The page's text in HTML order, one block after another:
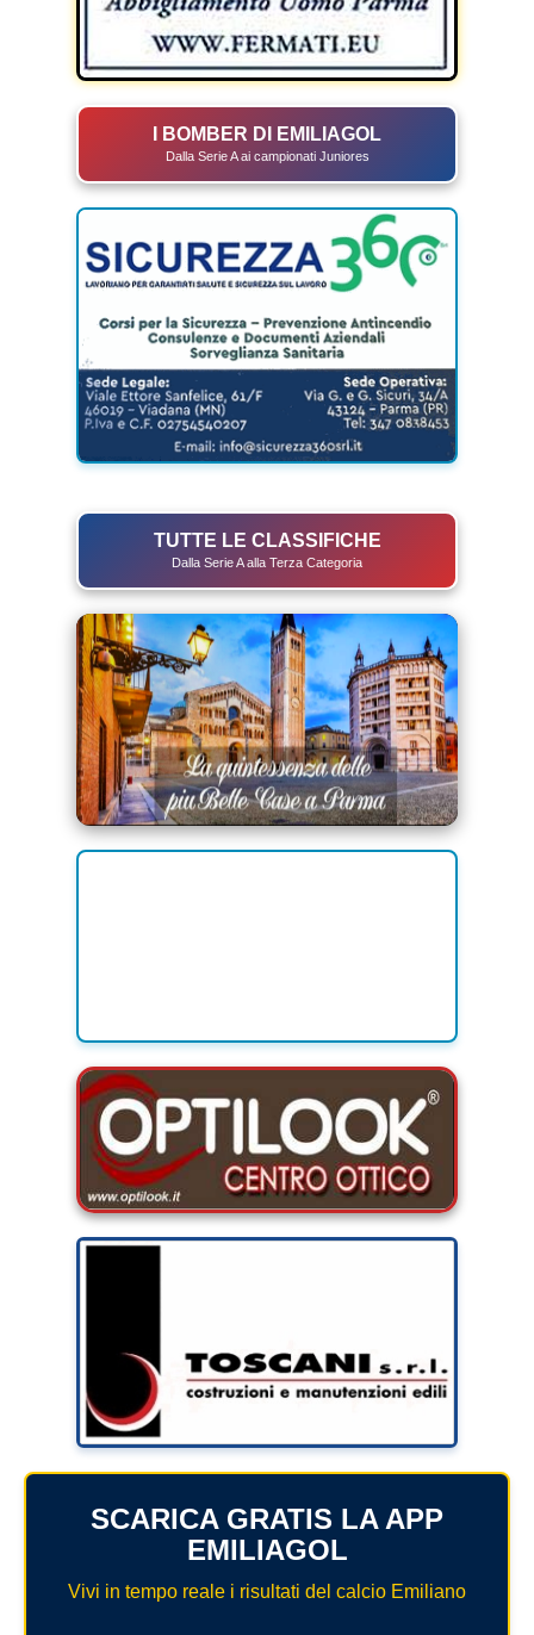
I BOMBER DI EMILIAGOL
Dalla Serie A ai campionati Juniores
TUTTE LE CLASSIFICHE
Dalla Serie A alla Terza Categoria
SCARICA GRATIS LA APP
EMILIAGOL
Vivi in tempo reale i risultati del calcio Emiliano